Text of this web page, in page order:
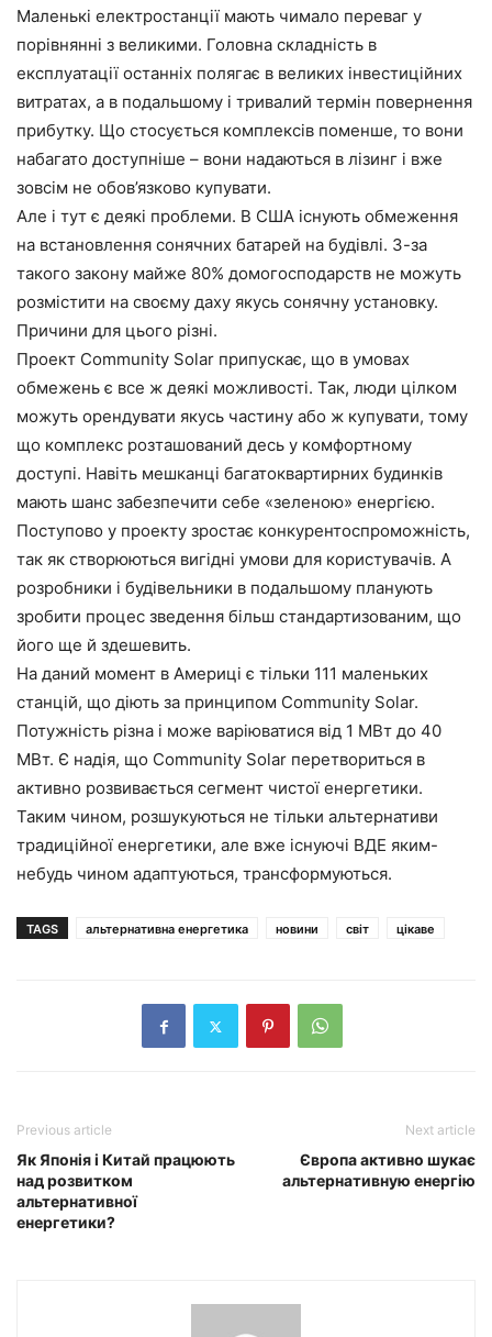
Маленькі електростанції мають чимало переваг у
порівнянні з великими. Головна складність в
експлуатації останніх полягає в великих інвестиційних
витратах, а в подальшому і тривалий термін повернення
прибутку. Що стосується комплексів поменше, то вони
набагато доступніше – вони надаються в лізинг і вже
зовсім не обов’язково купувати.
Але і тут є деякі проблеми. В США існують обмеження
на встановлення сонячних батарей на будівлі. З-за
такого закону майже 80% домогосподарств не можуть
розмістити на своєму даху якусь сонячну установку.
Причини для цього різні.
Проект Community Solar припускає, що в умовах
обмежень є все ж деякі можливості. Так, люди цілком
можуть орендувати якусь частину або ж купувати, тому
що комплекс розташований десь у комфортному
доступі. Навіть мешканці багатоквартирних будинків
мають шанс забезпечити себе «зеленою» енергією.
Поступово у проекту зростає конкурентоспроможність,
так як створюються вигідні умови для користувачів. А
розробники і будівельники в подальшому планують
зробити процес зведення більш стандартизованим, що
його ще й здешевить.
На даний момент в Америці є тільки 111 маленьких
станцій, що діють за принципом Community Solar.
Потужність різна і може варіюватися від 1 МВт до 40
МВт. Є надія, що Community Solar перетвориться в
активно розвивається сегмент чистої енергетики.
Таким чином, розшукуються не тільки альтернативи
традиційної енергетики, але вже існуючі ВДЕ яким-
небудь чином адаптуються, трансформуються.
TAGS альтернативна енергетика новини світ цікаве
Previous article
Як Японія і Китай працюють
над розвитком
альтернативної
енергетики?
Next article
Європа активно шукає
альтернативную енергію